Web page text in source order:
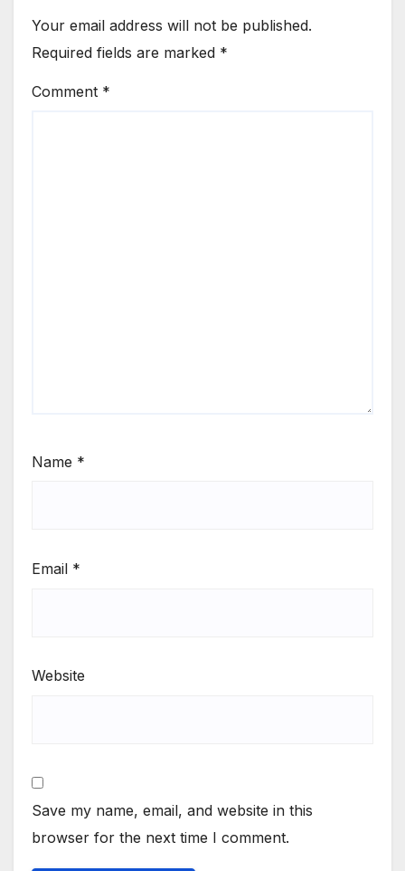
Your email address will not be published.
Required fields are marked *
Comment *
Name *
Email *
Website
Save my name, email, and website in this
browser for the next time I comment.